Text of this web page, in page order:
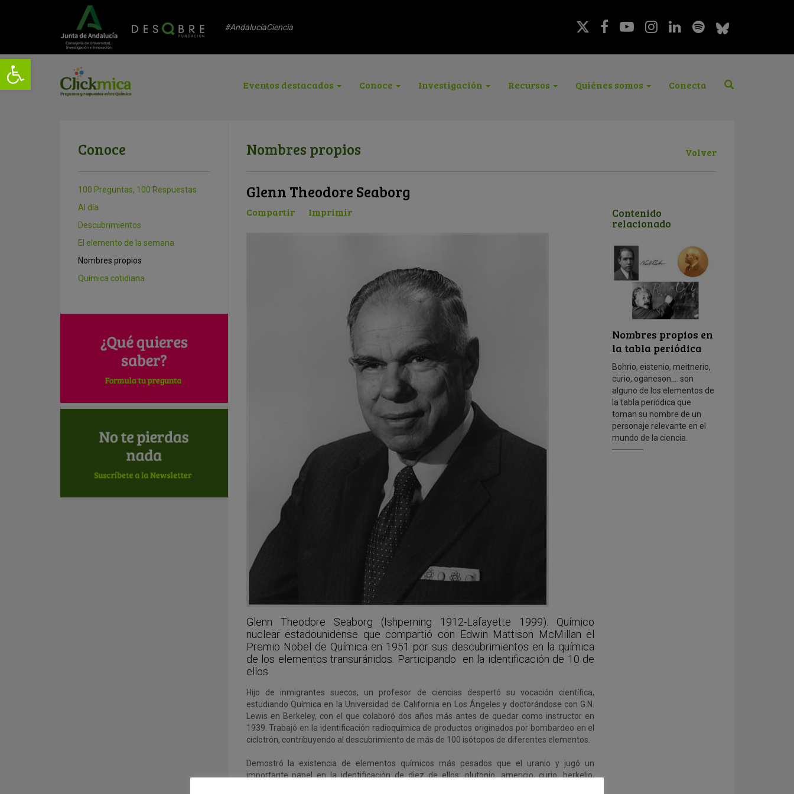
#AndalucíaCiencia
Eventos destacados Conoce Investigación Recursos Quiénes somos Conecta
Conoce
100 Preguntas, 100 Respuestas
Al día
Descubrimientos
El elemento de la semana
Nombres propios
Química cotidiana
Nombres propios Volver
Glenn Theodore Seaborg
Compartir Imprimir
Glenn Theodore Seaborg (Ishperning 1912-Lafayette 1999). Químico
nuclear estadounidense que compartió con Edwin Mattison McMillan el
Premio Nobel de Química en 1951 por sus descubrimientos en la química
de los elementos transuránidos. Participando en la identificación de 10 de
ellos.
Hijo de inmigrantes suecos, un profesor de ciencias despertó su vocación científica,
estudiando Química en la Universidad de California en Los Ángeles y doctorándose con G.N.
Lewis en Berkeley, con el que colaboró dos años más antes de quedar como instructor en
1939. Trabajó en la identificación radioquímica de productos originados por bombardeo en el
ciclotrón, contribuyendo al descubrimiento de más de 100 isótopos de diferentes elementos.
Demostró la existencia de elementos químicos más pesados que el uranio y jugó un
importante papel en la identificación de diez de ellos: plutonio, americio, curio, berkelio,
Contenido
relacionado
Nombres propios en
la tabla periódica
Bohrio, eistenio, meitnerio,
curio, oganeson.... son
alguno de los elementos de
la tabla periódica que
toman su nombre de un
personaje relevante en el
mundo de la ciencia.